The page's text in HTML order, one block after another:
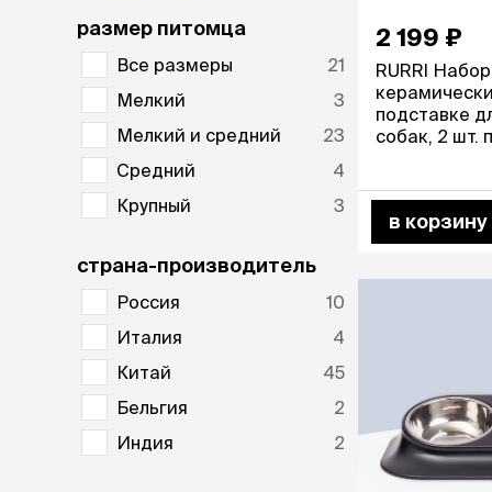
лежаки и
Мягкие
Лежанки
Тоннели
Из
Доски
одежда и
размер питомца
Все размеры
21
Мелкий
3
Мелкий и средний
23
Средний
4
Крупный
3
страна-производитель
Россия
10
Италия
4
Китай
45
Бельгия
2
Индия
2
2 199 ₽
RURRI
подставке
собак, 2 шт.
в корзину